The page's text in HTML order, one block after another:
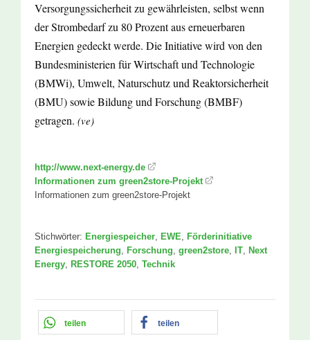
Versorgungssicherheit zu gewährleisten, selbst wenn
der Strombedarf zu 80 Prozent aus erneuerbaren
Energien gedeckt werde. Die Initiative wird von den
Bundesministerien für Wirtschaft und Technologie
(BMWi), Umwelt, Naturschutz und Reaktorsicherheit
(BMU) sowie Bildung und Forschung (BMBF)
getragen. (ve)
http://www.next-energy.de
Informationen zum green2store-Projekt
Informationen zum green2store-Projekt
Stichwörter: Energiespeicher, EWE, Förderinitiative
Energiespeicherung, Forschung, green2store, IT, Next
Energy, RESTORE 2050, Technik
teilen teilen